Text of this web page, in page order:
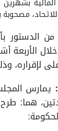
تقضي المادة
الأربعة
لإقراره،
يمارس
هما: